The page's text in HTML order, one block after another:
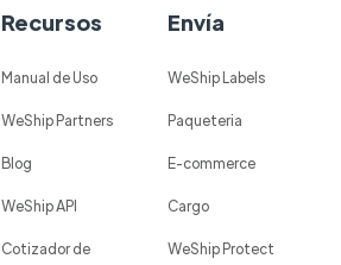
Recursos
Manual de Uso
WeShip Partners
Blog
WeShip API
Cotizador de
Envía
WeShip Labels
Paqueteria
E-commerce
Cargo
WeShip Protect